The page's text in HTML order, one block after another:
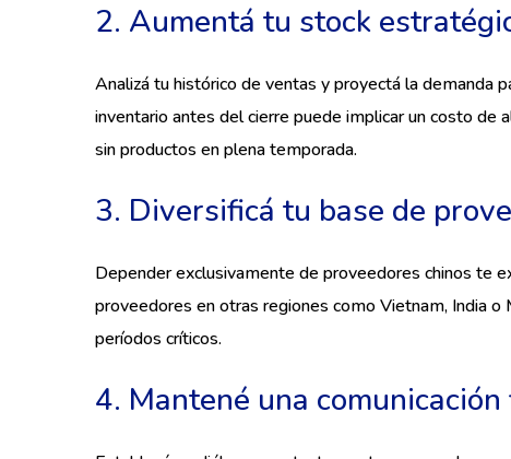
2. Aumentá tu stock
Analizá tu histórico de ventas y proyectá la demanda
inventario antes del cierre puede implicar un costo de
sin productos en plena temporada.
3. Diversificá tu base de
Depender exclusivamente de proveedores chinos te
proveedores en otras regiones como Vietnam, India
períodos críticos.
4. Mantené una